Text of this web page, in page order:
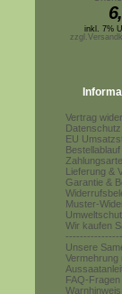
inkl. 7%
Vertrag
Datenschutz
EU
Bestellablauf
Lieferung &
Garantie &
Muster-
Wir kaufen
Unsere
Vermehrung
FAQ-
Warnhinweis